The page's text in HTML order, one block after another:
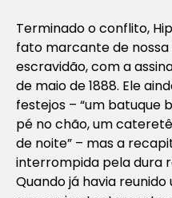
Terminado o conflito,
fato marcante de
escravidão, com a
de maio de 1888. Ele
festejos – “um batuque
pé no chão, um
de noite” – mas a
interrompida pela dura
Quando já havia